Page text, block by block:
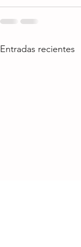
Entradas recientes